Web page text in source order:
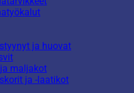
ja huovat
maljakot
ja -laatikot